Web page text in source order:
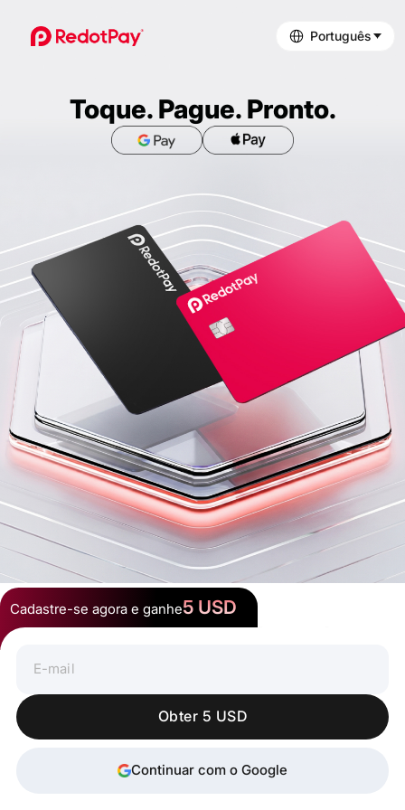
Português
Toque. Pague. Pronto.
Gaste Cripto em Qualquer Lugar
Cadastre-se agora e ganhe5 USD
Obter 5 USD
Continuar com o Google